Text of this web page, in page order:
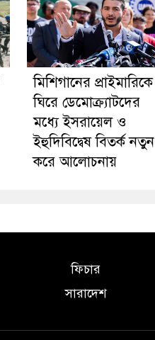
মিশিগানের প্রাইমারিকে
ঘিরে ডেমোক্র্যাটদের
মধ্যে ইসরায়েল ও
ইহুদিবিদ্বেষ বিতর্ক নতুন
করে আলোচনায়
ফিচার
সারাদেশ